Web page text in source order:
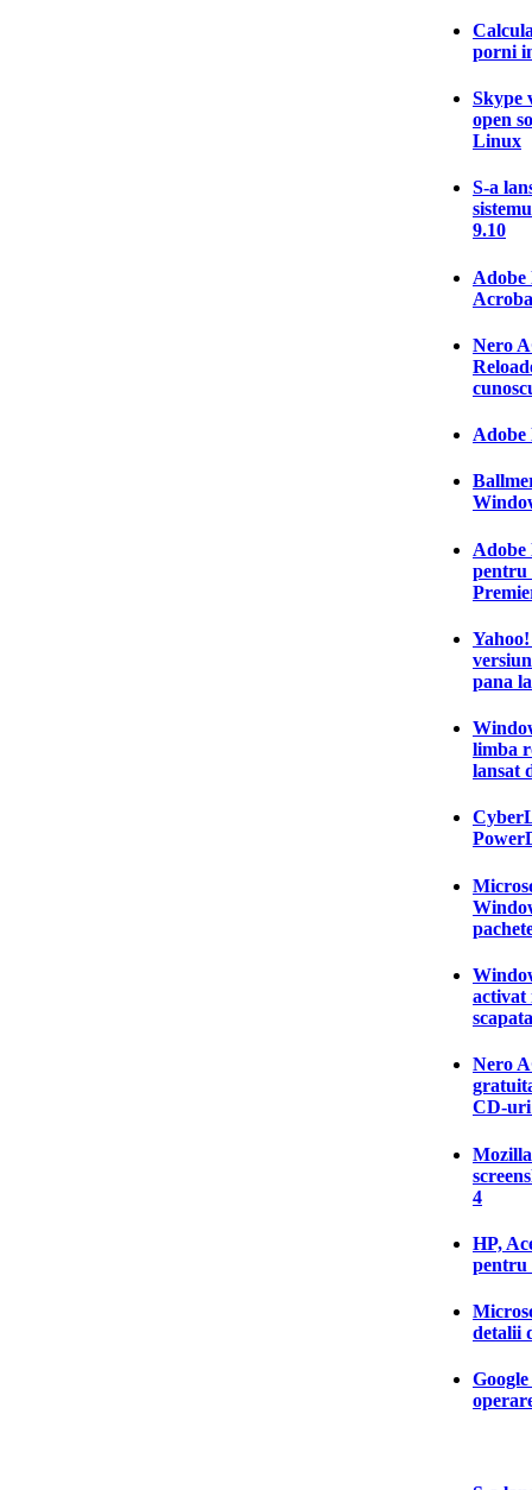
porni
Skype
open
Linux
S-a
9.10
Adobe
Nero
Adobe
Adobe
pentru
pana
limba
lansat
activat
Nero
CD-uri
4
HP,
pentru
detalii